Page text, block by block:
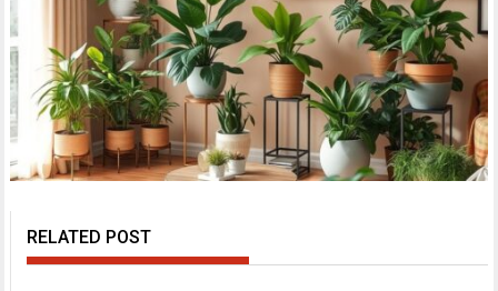
RELATED POST